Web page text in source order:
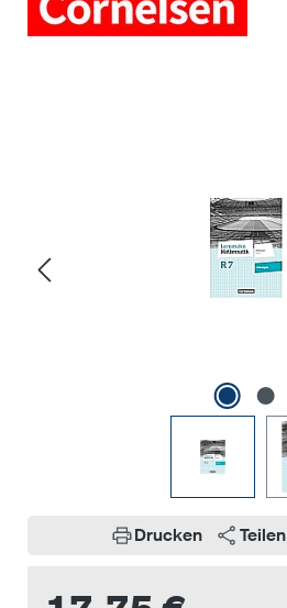
Drucken Teilen